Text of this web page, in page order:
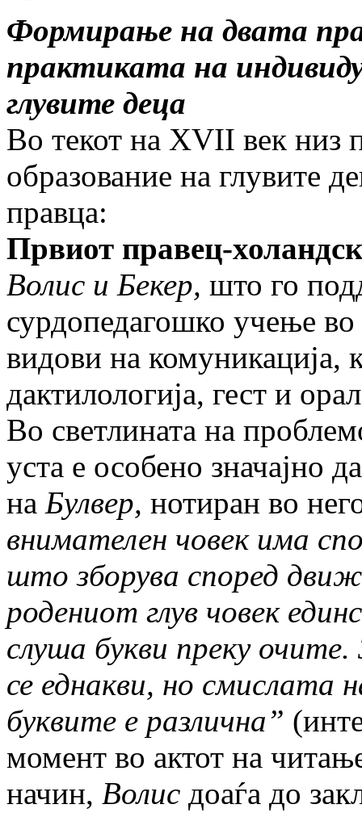
Формирање на двата
практиката на
глувите деца
Во текот на XVII век низ
образование на глувите
правца:
Првиот правец-
Волис и Бекер, што го
сурдопедагошко учење
видови на
дактилологија, гест и
Во светлината на
уста е особено значајно
на Булвер, нотиран во
внимателен човек има
што зборува според
родениот глув човек
слуша букви преку
се еднакви, но смислата
буквите е различна”
момент во актот на
начин, Волис доаѓа до